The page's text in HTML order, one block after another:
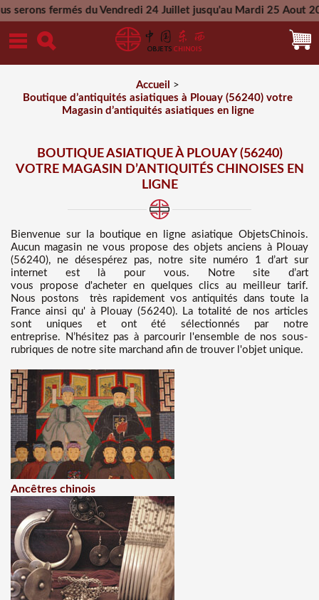
du Vendredi 24 Juillet jusqu'au Mardi 25 Aout 2026 -
Mercredi 26 Aout 2026
Accueil
>
Boutique d’antiquités asiatiques à Plouay (56240) votre
Magasin d’antiquités asiatiques en ligne
BOUTIQUE ASIATIQUE À PLOUAY (56240)
VOTRE MAGASIN D’ANTIQUITÉS CHINOISES EN
LIGNE
Bienvenue sur la boutique en ligne asiatiqueObjetsChinois.
Aucun magasin ne vous propose des objets anciens à Plouay
(56240), ne désespérez pas, notre site numéro 1 d’art sur
internet est là pour vous. Notre site d’art
vous propose d'acheter en quelques clics au meilleur tarif.
Nous postons très rapidement vos antiquités dans toute la
France ainsi qu' à Plouay (56240). La totalité de nos articles
sont uniques et ont été sélectionnés par notre
entreprise. N’hésitez pas à parcourir l'ensemble de nos sous-
rubriques de notre site marchand afin de trouver l'objet unique.
Ancêtres chinois